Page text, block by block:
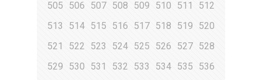
505
506 507 508 509 510 511
512
513
514 515 516 517 518 519
520
521
522 523 524 525 526 527 528
529
530 531 532 533 534 535
536